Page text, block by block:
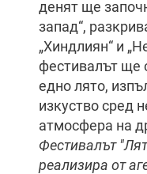
денят ще
запад“,
„Хиндлиян“ и
фестивалът ще
едно лято,
изкуство сред
атмосфера на
Фестивалът
реализира от